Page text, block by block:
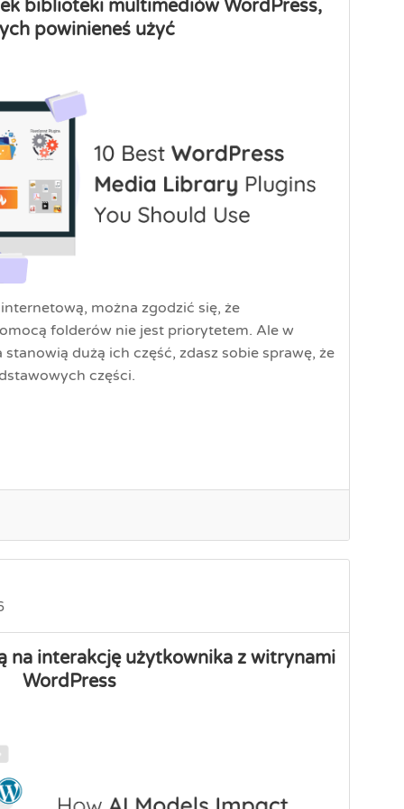
biblioteki multimediów WordPress,
powinieneś użyć
można zgodzić się, że
folderów nie jest priorytetem. Ale w
dużą ich część, zdasz sobie sprawę, że
części.
na interakcję użytkownika z witrynami
WordPress